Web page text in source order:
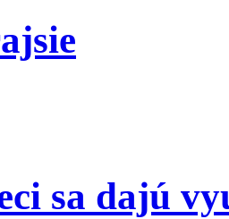
sa dajú